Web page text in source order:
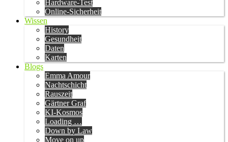
Hardware-Test
Online-Sicherheit
Wissen
History
Gesundheit
Daten
Karten
Blogs
Emma Amour
Nachtschicht
Rauszeit
Gärtner Graf
KI-Kosmos
Loading …
Down by Law
Move on up